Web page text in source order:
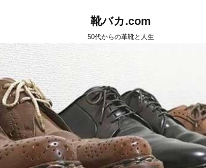
靴バカ.com
50代からの革靴と人生